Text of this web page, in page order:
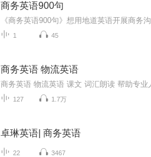
商务英语900句
1 45
商务英语 物流英语
商务英语 物流英语 课文 词汇朗读 帮助专业
127 1.7万
卓琳英语| 商务英语
22 3467